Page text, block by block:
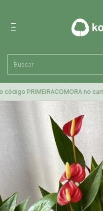
no carrinho